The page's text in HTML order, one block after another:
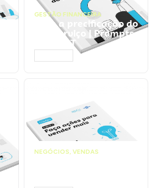
GESTÃO FINANCEIRA
Faça a precificação do
seu serviço | Prompts
ChatGPT
NEGÓCIOS, VENDAS